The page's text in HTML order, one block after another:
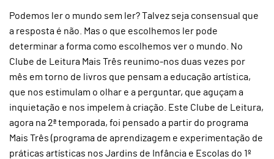
Podemos ler o mundo sem ler? Talvez seja consensual que
a resposta é não. Mas o que escolhemos ler pode
determinar a forma como escolhemos ver o mundo. No
Clube de Leitura Mais Três reunimo-nos duas vezes por
mês em torno de livros que pensam a educação artística,
que nos estimulam o olhar e a perguntar, que aguçam a
inquietação e nos impelem à criação. Este Clube de Leitura,
agora na 2ª temporada, foi pensado a partir do programa
Mais Três (programa de aprendizagem e experimentação de
práticas artísticas nos Jardins de Infância e Escolas do 1º